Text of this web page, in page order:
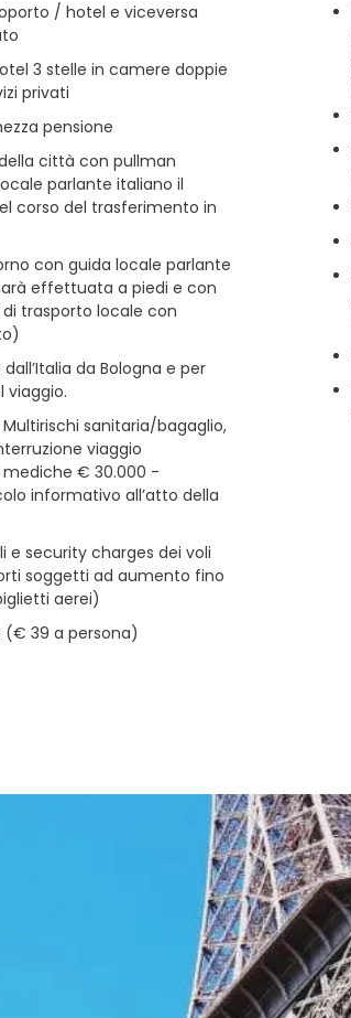
/ hotel e viceversa
3 stelle in camere doppie
privati
pensione
città con pullman
parlante italiano il
corso del trasferimento in
con guida locale parlante
effettuata a piedi e con
di trasporto locale con
da Bologna e per
viaggio.
Multirischi sanitaria/bagaglio,
viaggio
€ 30.000 -
informativo all’atto della
e security charges dei voli
soggetti ad aumento fino
aerei)
(€ 39 a persona)